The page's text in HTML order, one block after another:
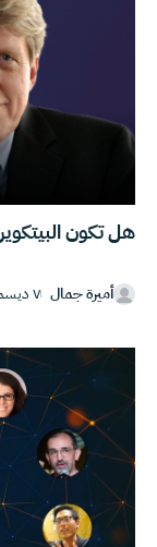
هل تكون
أميرة جمال ٧ ديسمبر ,٢٠١٧